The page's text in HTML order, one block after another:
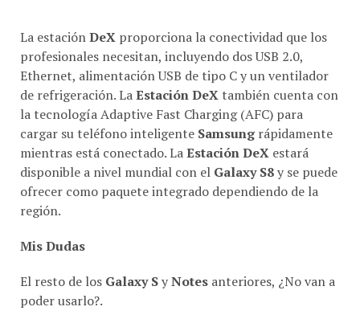
La estación DeX proporciona la conectividad que los
profesionales necesitan, incluyendo dos USB 2.0,
Ethernet, alimentación USB de tipo C y un ventilador
de refrigeración. La Estación DeX también cuenta con
la tecnología Adaptive Fast Charging (AFC) para
cargar su teléfono inteligente Samsung rápidamente
mientras está conectado. La Estación DeXestará
disponible a nivel mundial con el Galaxy S8 y se puede
ofrecer como paquete integrado dependiendo de la
región.
Mis Dudas
El resto de los Galaxy S Notes
anteriores, ¿No van a
poder usarlo?.